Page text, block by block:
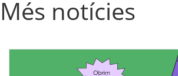
Més notícies